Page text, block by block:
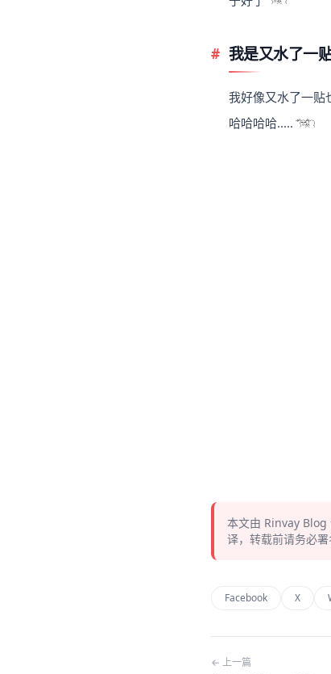
我是又水了一
我好像又水了一贴
哈哈哈哈.....
本文由 Rinvay Blog
译，转载前请务必署
Facebook X
← 上一篇